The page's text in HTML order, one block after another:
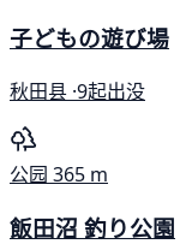
子どもの遊び場
秋田县 ·9起出没
公园 365 m
飯田沼 釣り公園